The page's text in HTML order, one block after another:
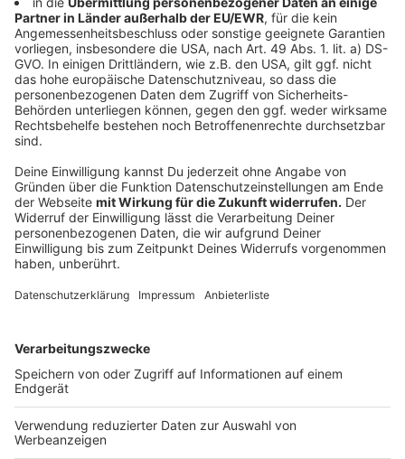
Fortuna zurück. Wir sind zusammen in die
Bundesliga aufgestiegen, auch die letzte Saison
mit dem Pokalhalbfinale und dem
Relegationsdrama bleibt unvergesslich. Ich
werde Fortuna weiter in meinem Herzen tragen
und bedanke mich besonders bei den Fans für
Anzeige
Weitere Infos und Links zum Thema:
Die Meldung der Fortuna
Die Tabelle der zweiten Liga
Der Rahmenspielplan der Saison 25/26